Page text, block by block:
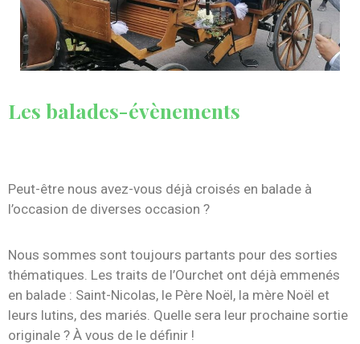
Les balades-évènements
Peut-être nous avez-vous déjà croisés en balade à
l’occasion de diverses occasion ?
Nous sommes sont toujours partants pour des sorties
thématiques. Les traits de l’Ourchet ont déjà emmenés
en balade : Saint-Nicolas, le Père Noël, la mère Noël et
leurs lutins, des mariés. Quelle sera leur prochaine sortie
originale ? À vous de le définir !